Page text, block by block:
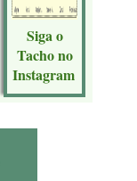
Siga o
Tacho no
Instagram